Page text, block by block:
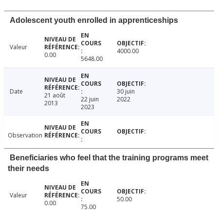
Adolescent youth enrolled in apprenticeships
Valeur
0.00
5648.00
4000.00
Date
21 août
2013
22 juin
2023
30 juin
2022
Observation
Beneficiaries who feel that the training programs meet
their needs
Valeur
0.00
75.00
50.00